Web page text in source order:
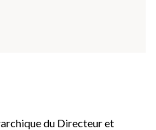
du Directeur et